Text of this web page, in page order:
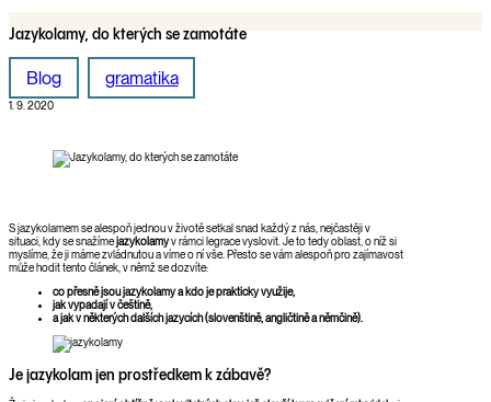
Jazykolamy, do kterých se zamotáte
Blog gramatika
1. 9. 2020
S jazykolamem se alespoň jednou v životě setkal snad každý z nás, nejčastěji v
situaci, kdy se snažímejazykolamyv rámci legrace vyslovit. Je to tedy oblast, o níž si
myslíme, že ji máme zvládnutou a víme o ní vše. Přesto se vám alespoň pro zajímavost
může hodit tento článek, v němž se dozvíte:
co přesně jsou jazykolamy a kdo je prakticky využije,
jak vypadají v češtině,
a jak v některých dalších jazycích (slovenštině, angličtině a němčině).
Je jazykolam jen prostředkem k zábavě?